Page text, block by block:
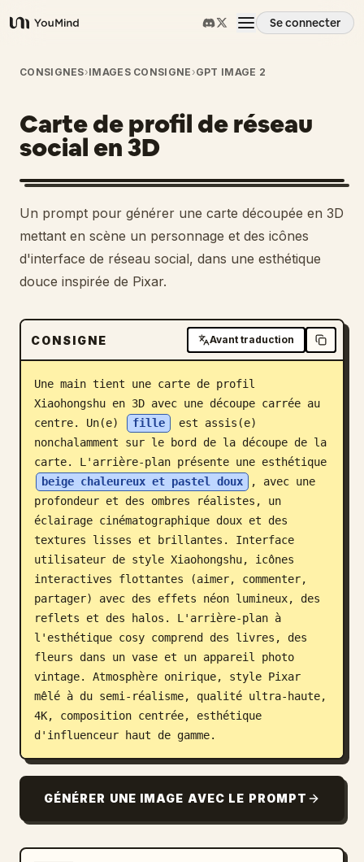
YouMind
Se connecter
Aperçu
Cas d'usage
Compétences
Invites
Tarifs
Télécharger
Blog
Mises à jour
CONSIGNES›IMAGES CONSIGNE ›GPT IMAGE 2
Carte de profil de réseau
social en 3D
Un prompt pour générer une carte découpée en 3D
mettant en scène un personnage et des icônes
d'interface de réseau social, dans une esthétique
douce inspirée de Pixar.
CONSIGNE Avant traduction
Une main tient une carte de profil
Xiaohongshu en 3D avec une découpe carrée au
centre. Un(e)
fille
est assis(e)
nonchalamment sur le bord de la découpe de la
beige chaleureux et pastel doux
, avec une
profondeur et des ombres réalistes, un
éclairage cinématographique doux et des
textures lisses et brillantes. Interface
utilisateur de style Xiaohongshu, icônes
interactives flottantes (aimer, commenter,
partager) avec des effets néon lumineux, des
reflets et des halos. L'arrière-plan à
l'esthétique cosy comprend des livres, des
fleurs dans un vase et un appareil photo
vintage. Atmosphère onirique, style Pixar
mêlé à du semi-réalisme, qualité ultra-haute,
4K, composition centrée, esthétique
d'influenceur haut de gamme.
GÉNÉRER UNE IMAGE AVEC LE PROMPT